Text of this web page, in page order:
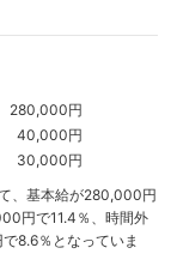
280,000円
40,000円
30,000円
、基本給が280,000円
円で11.4％、時間外
8.6％となっていま